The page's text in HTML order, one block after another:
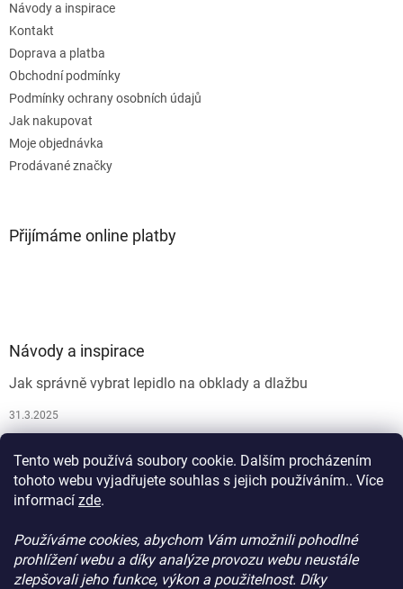
Tento web používá soubory cookie. Dalším procházením
tohoto webu vyjadřujete souhlas s jejich používáním.. Více
informací zde.
Používáme cookies, abychom Vám umožnili pohodlné
prohlížení webu a díky analýze provozu webu neustále
zlepšovali jeho funkce, výkon a použitelnost. Díky
Návody a inspirace
Kontakt
Doprava a platba
Obchodní podmínky
Podmínky ochrany osobních údajů
Jak nakupovat
Moje objednávka
Prodávané značky
Přijímáme online platby
Návody a inspirace
Jak správně vybrat lepidlo na obklady a dlažbu
31.3.2025